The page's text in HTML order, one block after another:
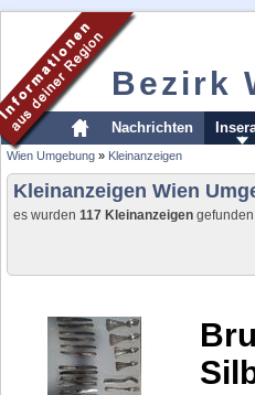
Bezirk
Nachrichten
Wien Umgebung » Kleinanzeigen
Kleinanzeigen Wien
es wurden 117 Kleinanzeigen gefunden